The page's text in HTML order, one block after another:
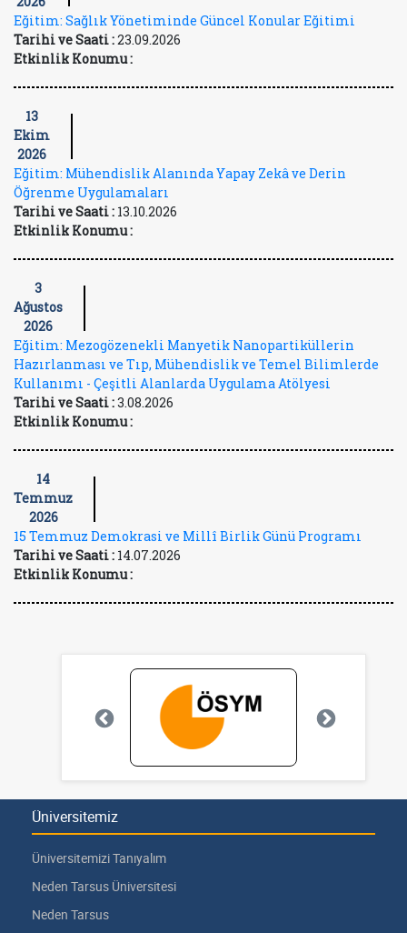
Eğitim: Sağlık Yönetiminde Güncel Konular Eğitimi
Tarihi ve Saati :23.09.2026
Etkinlik Konumu :
13
Ekim
2026
Eğitim: Mühendislik Alanında Yapay Zekâ ve Derin
Öğrenme Uygulamaları
Tarihi ve Saati : 13.10.2026
Etkinlik Konumu :
3
Ağustos
2026
Eğitim: Mezogözenekli Manyetik Nanopartiküllerin
Hazırlanması ve Tıp, Mühendislik ve Temel Bilimlerde
Kullanımı - Çeşitli Alanlarda Uygulama Atölyesi
Tarihi ve Saati :3.08.2026
Etkinlik Konumu :
14
Temmuz
2026
15 Temmuz Demokrasi ve Millî Birlik Günü Programı
Tarihi ve Saati : 14.07.2026
Etkinlik Konumu :
Üniversitemiz
Üniversitemizi Tanıyalım
Neden Tarsus Üniversitesi
Neden Tarsus